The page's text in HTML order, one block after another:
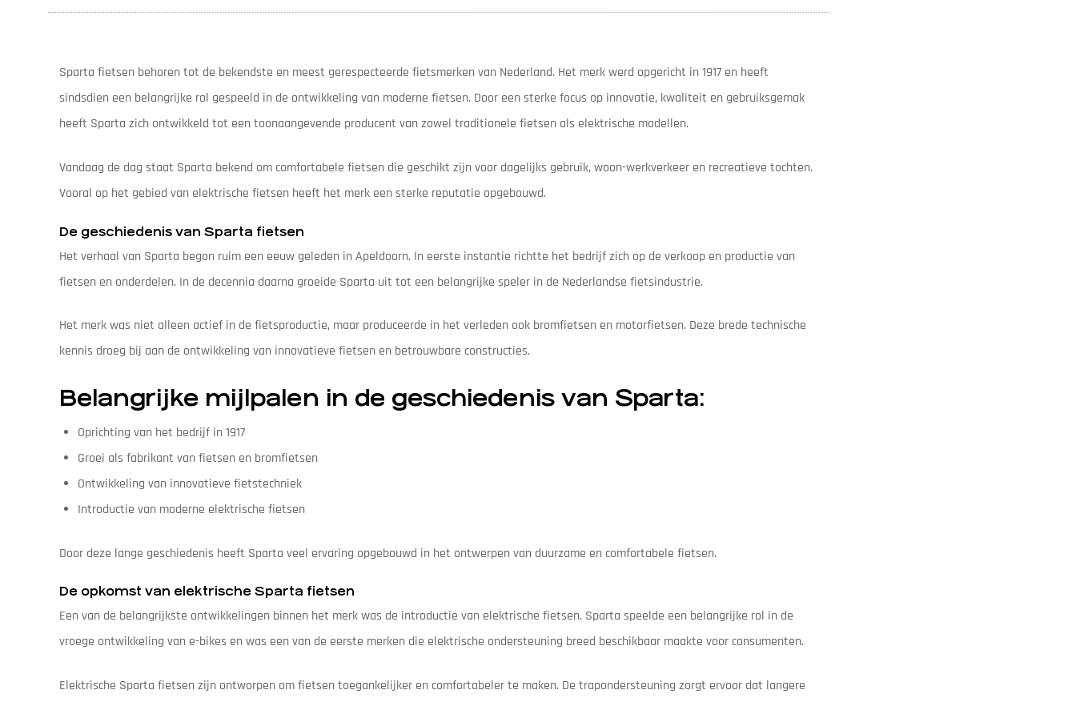
Sparta fietsen behoren tot de bekendste en meest gerespecteerde fietsmerken van Nederland. Het merk werd opgericht in 1917 en heeft
sindsdien een belangrijke rol gespeeld in de ontwikkeling van moderne fietsen. Door een sterke focus op innovatie, kwaliteit en gebruiksgemak
heeft Sparta zich ontwikkeld tot een toonaangevende producent van zowel traditionele fietsen als elektrische modellen.
Vandaag de dag staat Sparta bekend om comfortabele fietsen die geschikt zijn voor dagelijks gebruik, woon-werkverkeer en recreatieve tochten.
Vooral op het gebied van elektrische fietsen heeft het merk een sterke reputatie opgebouwd.
De geschiedenis van Sparta fietsen
Het verhaal van Sparta begon ruim een eeuw geleden in Apeldoorn. In eerste instantie richtte het bedrijf zich op de verkoop en productie van
fietsen en onderdelen. In de decennia daarna groeide Sparta uit tot een belangrijke speler in de Nederlandse fietsindustrie.
Het merk was niet alleen actief in de fietsproductie, maar produceerde in het verleden ook bromfietsen en motorfietsen. Deze brede technische
kennis droeg bij aan de ontwikkeling van innovatieve fietsen en betrouwbare constructies.
Belangrijke mijlpalen in de geschiedenis van Sparta:
Oprichting van het bedrijf in 1917
Groei als fabrikant van fietsen en bromfietsen
Ontwikkeling van innovatieve fietstechniek
Introductie van moderne elektrische fietsen
Door deze lange geschiedenis heeft Sparta veel ervaring opgebouwd in het ontwerpen van duurzame en comfortabele fietsen.
De opkomst van elektrische Sparta fietsen
Een van de belangrijkste ontwikkelingen binnen het merk was de introductie van elektrische fietsen. Sparta speelde een belangrijke rol in de
vroege ontwikkeling van e-bikes en was een van de eerste merken die elektrische ondersteuning breed beschikbaar maakte voor consumenten.
Elektrische Sparta fietsen zijn ontworpen om fietsen toegankelijker en comfortabeler te maken. De trapondersteuning zorgt ervoor dat langere